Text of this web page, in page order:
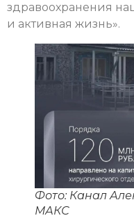
здравоохранения
и активная жизнь».
Фото: Канал
МАКС